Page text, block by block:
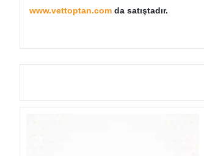
www.vettoptan.com da satıştadır.